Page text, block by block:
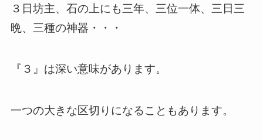
３日坊主、石の上にも三年、三位一体、三日三
晩、三種の神器・・・
『３』は深い意味があります。
一つの大きな区切りになることもあります。